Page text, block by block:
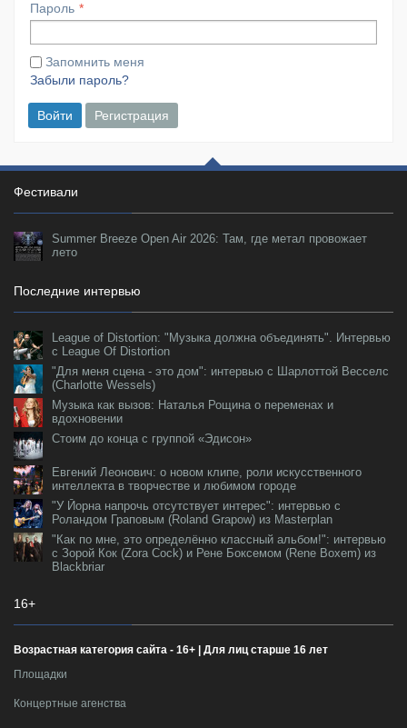
Пароль
Запомнить меня
Забыли пароль?
Войти Регистрация
Фестивали
Summer Breeze Open Air 2026: Там, где метал провожает
лето
Последние интервью
League of Distortion: "Музыка должна объединять". Интервью
с League Of Distortion
"Для меня сцена - это дом": интервью с Шарлоттой Весселс
(Charlotte Wessels)
Музыка как вызов: Наталья Рощина о переменах и
вдохновении
Стоим до конца с группой «Эдисон»
Евгений Леонович: о новом клипе, роли искусственного
интеллекта в творчестве и любимом городе
"У Йорна напрочь отсутствует интерес": интервью с
Роландом Граповым (Roland Grapow) из Masterplan
"Как по мне, это определённо классный альбом!": интервью
с Зорой Кок (Zora Cock) и Рене Боксемом (Rene Boxem) из
Blackbriar
16+
Возрастная категория сайта - 16+ | Для лиц старше 16 лет
Площадки
Концертные агенства